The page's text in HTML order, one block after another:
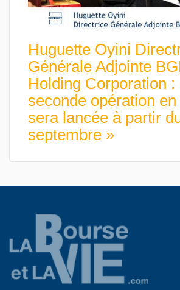
Huguette Oyini
Générale Adjointe
Holding Corporation :
seconde opération
sera lancée à partir
septembre »